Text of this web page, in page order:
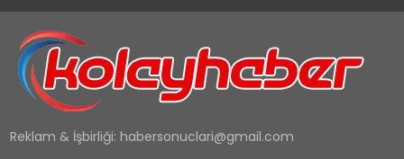
Reklam & İşbirliği: habersonuclari@gmail.com